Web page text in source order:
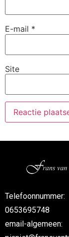
E-mail *
Site
Telefoonnummer:
0653695748
email-algemeen: